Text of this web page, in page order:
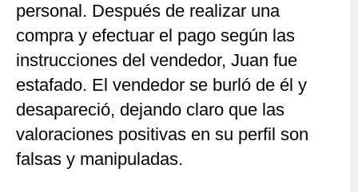
personal. Después de realizar una
compra y efectuar el pago según las
instrucciones del vendedor, Juan fue
estafado. El vendedor se burló de él y
desapareció, dejando claro que las
valoraciones positivas en su perfil son
falsas y manipuladas.